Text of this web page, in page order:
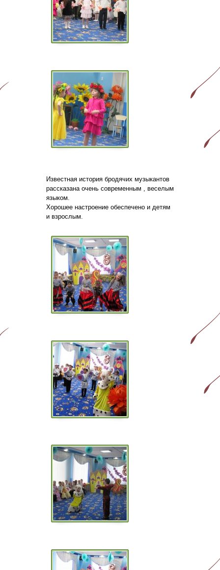
Известная история бродячих музыкантов
рассказана очень современным , веселым
языком.
Хорошее настроение обеспечено и детям
и взрослым.